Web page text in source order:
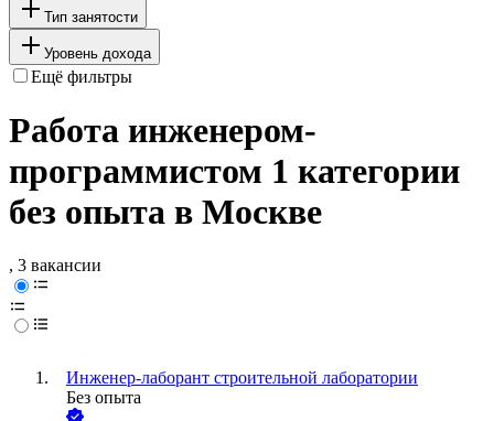
Тип занятости
Уровень дохода
Ещё фильтры
Работа инженером-
программистом 1 категории
без опыта в Москве
, 3 вакансии
Инженер-лаборант строительной лаборатории
Без опыта